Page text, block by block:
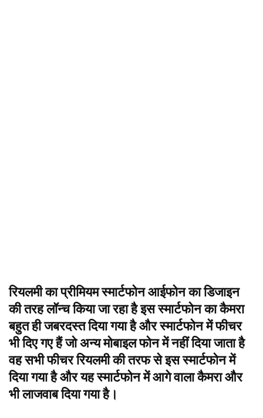
रियलमी का प्रीमियम स्मार्टफोन आईफोन का डिजाइन
की तरह लॉन्च किया जा रहा है इस स्मार्टफोन का कैमरा
बहुत ही जबरदस्त दिया गया है और स्मार्टफोन में फीचर
भी दिए गए हैं जो अन्य मोबाइल फोन में नहीं दिया जाता है
वह सभी फीचर रियलमी की तरफ से इस स्मार्टफोन में
दिया गया है और यह स्मार्टफोन में आगे वाला कैमरा और
भी लाजवाब दिया गया है।